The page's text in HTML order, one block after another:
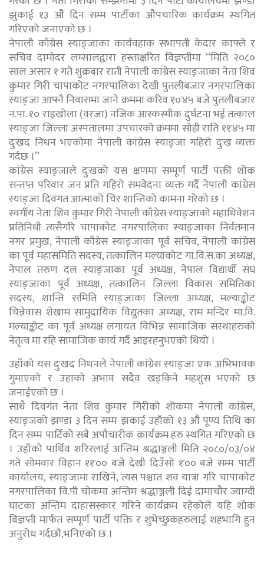
झुकाई १३ ओैं दिन सम्म पार्टीका ओैपचारिक कार्यक्रम स्थगित
गरिएको जनाएको छ ।
नेपाली काँग्रेस स्याङ्जाका कार्यवहाक सभापती केदार काफ्ले र
सचिव दामोदर लम्सालद्वारा हस्ताक्षरित विज्ञप्तीमा “मिति २०८०
साल असार १ गते शुक्रबार राती नेपाली कांग्रेस स्याङ्जाका नेता शिव
कुमार गिरी चापाकोट नगरपालिका देखी पुतलीबजार नगरपालिका
स्याङ्जा आफ्नै निवासमा जाने क्रममा करिव १०ः४५ बजे पुतलीबजार
न.पा. १० राइखोला (वरजा) नजिक आस्कस्मीक दुर्घटना भई तत्काल
स्याङ्जा जिल्ला अस्पतालमा उपचारको क्रममा सोही राति ११ः४५ मा
दुःखद निधन भएकोमा नेपाली कांग्रेस स्याङ्जा गहिरो दुःख व्यक्त
गर्दछ ।”
कांग्रेस स्याङ्जाले दुःखको यस क्षणमा सम्पूर्ण पार्टी पंक्ती शोक
सन्तप्त परिवार जन प्रति गहिरो समवेदना व्यक्त गर्दै नेपाली कांग्रेस
स्याङ्जा दिवंगत आत्माको चिर शान्तिको कामना गरेको छ ।
स्वर्गीय नेता शिव कुमार गिरी नेपाली काँग्रेस स्याङ्जाको महाधिवेशन
प्रतिनिधी त्यसैगरि चापाकोट नगरपालिका स्याङ्जाका निर्वतमान
नगर प्रमुख, नेपाली काँग्रेस स्याङ्जाका पूर्व सचिव, नेपाली कांग्रेस
का पूर्व महासमिति सदस्य, तत्कालिन मल्याकोट गा.वि.स.का अध्यक्ष,
नेपाल तरुण दल स्याङ्जाका पूर्व अध्यक्ष, नेपाल विद्यार्थी संघ
स्याङ्जाका पूर्व अध्यक्ष, तत्कालिन जिल्ला विकास समितिका
सदस्य, शान्ति समिति स्याङ्जाका जिल्ला अध्यक्ष, मल्याङ्कोट
चिन्नेवास शेखाम सामुदायिक विद्युतका अध्यक्ष, राम मन्दिर मा.वि.
मल्याङ्कोट का पूर्व अध्यक्ष लगायत विभिन्न सामाजिक संस्थाहरुको
नेतृत्व मा रहि सामाजिक कार्य गर्दै आइरहनुभएको थियो ।
उहाँको यस दुःखद निधनले नेपाली कांग्रेस स्याङ्जा एक अभिभावक
गुमाएको र उहाको अभाव सदैव खड्किने महशुस भएको छ
जनाईएको छ ।
साथै दिवगंत नेता शिव कुमार गिरीको शोकमा नेपाली कांग्रेस,
स्याङ्जको झण्डा ३ दिन सम्म झकाई उहाँको १३ औं पूण्य तिथि का
दिन सम्म पार्टिको सबै अपौचारीक कार्यक्रम हरु स्थगित गरिएको छ
। उहाँको पार्थिव शरिरलाई अन्तिम श्रद्धाञ्जली मिति २०८०/०३/०४
गते सोमवार विहान ११ः०० बजे देखी दिउँसो १ः०० बजे सम्म पार्टी
कार्यालय, स्याङ्जामा राखिने, त्यस पश्चात शव यात्रा गरि चापाकोट
नगरपालिका वि.पी चोकमा अन्तिम श्रद्धाञ्जली दिई दामाचौर ज्याग्दी
घाटका अन्तिम दाहासंस्कार गरिने कार्यक्रम रहेकोले यहि शोक
विज्ञप्ती मार्फत सम्पूर्ण पार्टी पंक्ति र शुभेच्छुकहरुलाई शहभागि हुन
अनुरोध गर्दछौं,भनिएको छ ।